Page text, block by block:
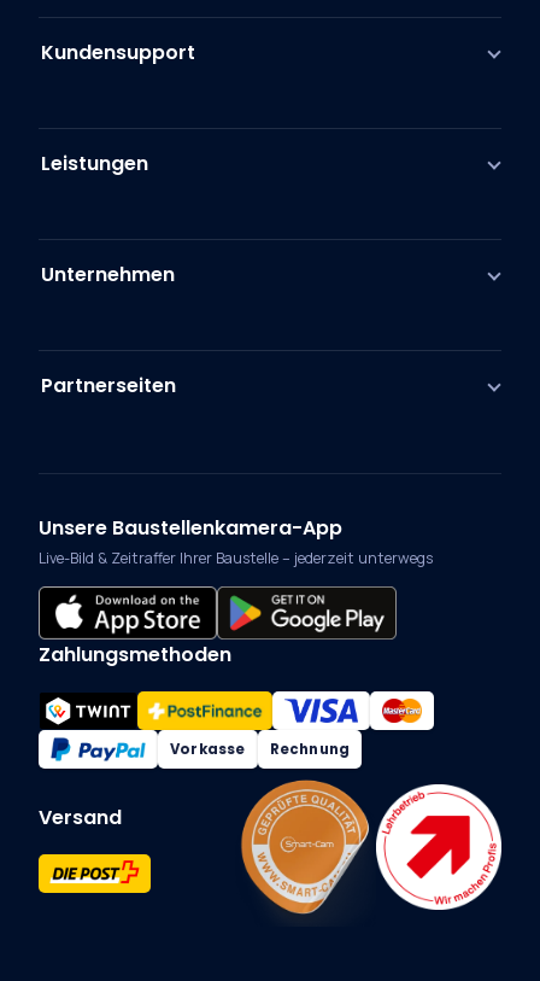
Kundensupport
Leistungen
Unternehmen
Partnerseiten
Unsere Baustellenkamera-App
Live-Bild & Zeitraffer Ihrer Baustelle – jederzeit unterwegs
Zahlungsmethoden
Vorkasse Rechnung
Versand